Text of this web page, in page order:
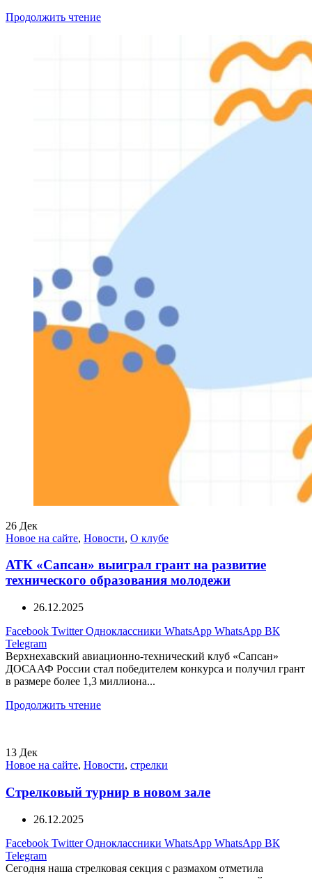
Продолжить чтение
26 Дек
Новое на сайте, Новости, О клубе
АТК «Сапсан» выиграл грант на развитие
технического образования молодежи
26.12.2025
Facebook Twitter Одноклассники WhatsApp WhatsApp ВК
Telegram
Верхнехавский авиационно-технический клуб «Сапсан»
ДОСААФ России стал победителем конкурса и получил грант
в размере более 1,3 миллиона...
Продолжить чтение
13 Дек
Новое на сайте, Новости, стрелки
Стрелковый турнир в новом зале
26.12.2025
Facebook Twitter Одноклассники WhatsApp WhatsApp ВК
Telegram
Сегодня наша стрелковая секция с размахом отметила